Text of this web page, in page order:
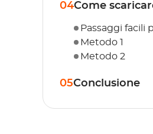
04Come
Passaggi facili
Metodo 1
Metodo 2
05Conclusione